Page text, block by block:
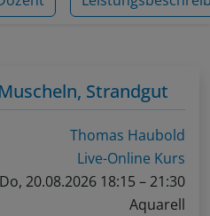
Strandgut
Thomas Haubold
Live-Online Kurs
Do, 20.08.2026 18:15 – 21:30
Aquarell